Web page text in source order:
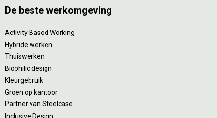
De beste werkomgeving
Activity Based Working
Hybride werken
Thuiswerken
Biophilic design
Kleurgebruik
Groen op kantoor
Partner van Steelcase
Inclusive Design